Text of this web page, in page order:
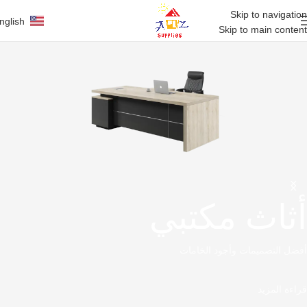
Skip to navigation
Skip to main content